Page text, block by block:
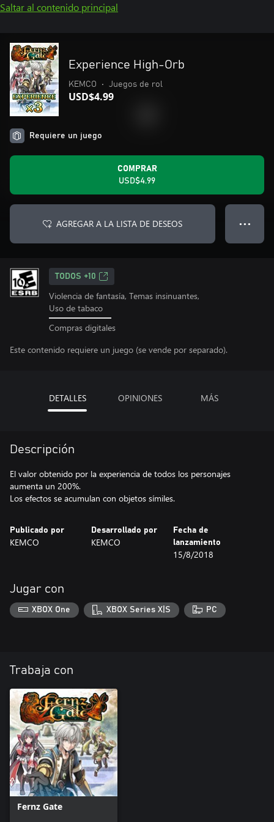
Saltar al contenido principal
Experience High-Orb
KEMCO • Juegos de rol
USD$4.99
Requiere un juego
COMPRAR
USD$4.99
AGREGAR A LA LISTA DE DESEOS ● ● ●
TODOS +10
Violencia de fantasía, Temas insinuantes,
Uso de tabaco
Compras digitales
Este contenido requiere un juego (se vende por separado).
DETALLES OPINIONES MÁS
Descripción
El valor obtenido por la experiencia de todos los personajes
aumenta un 200%.
Los efectos se acumulan con objetos símiles.
Publicado por
KEMCO
Desarrollado por
KEMCO
Fecha de
lanzamiento
15/8/2018
Jugar con
XBOX One XBOX Series X|S PC
Trabaja con
Fernz Gate